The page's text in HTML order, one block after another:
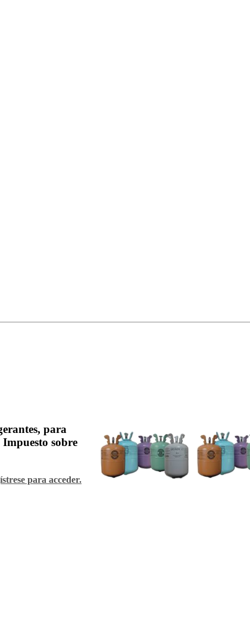
para
sobre
para acceder.